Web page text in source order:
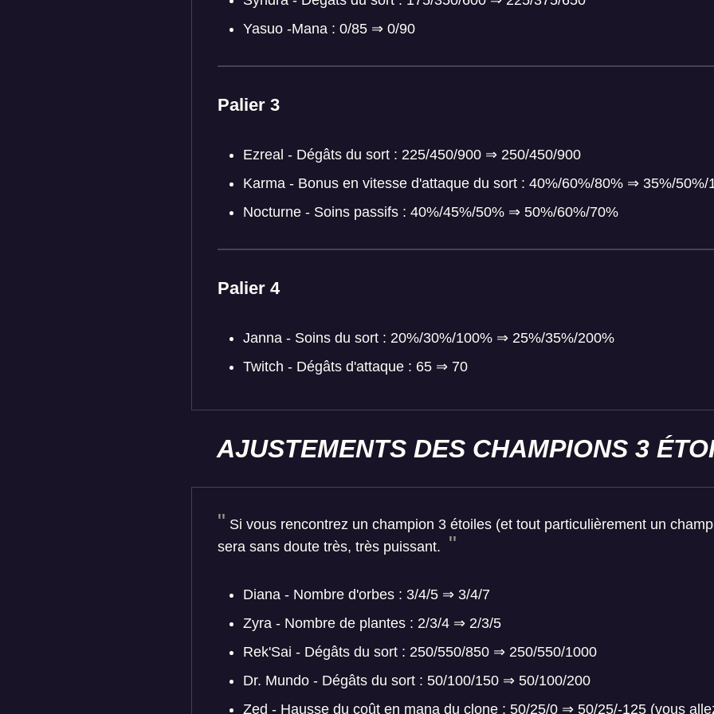
Yasuo -Mana : 0/85 ⇒ 0/90
Palier 3
Ezreal - Dégâts du sort : 225/450/900 ⇒ 250/450/900
Karma - Bonus en vitesse d'attaque du sort : 40%/60%/80% ⇒ 35%/50%/
Nocturne - Soins passifs : 40%/45%/50% ⇒ 50%/60%/70%
Palier 4
Janna - Soins du sort : 20%/30%/100% ⇒ 25%/35%/200%
Twitch - Dégâts d'attaque : 65 ⇒ 70
AJUSTEMENTS DES CHAMPIONS 3
Si vous rencontrez un champion 3 étoiles (et tout particulièrement un
sera sans doute très, très puissant.
Diana - Nombre d'orbes : 3/4/5 ⇒ 3/4/7
Zyra - Nombre de plantes : 2/3/4 ⇒ 2/3/5
Rek'Sai - Dégâts du sort : 250/550/850 ⇒ 250/550/1000
Dr. Mundo - Dégâts du sort : 50/100/150 ⇒ 50/100/200
Zed - Hausse du coût en mana du clone : 50/25/0 ⇒ 50/25/-125 (vous